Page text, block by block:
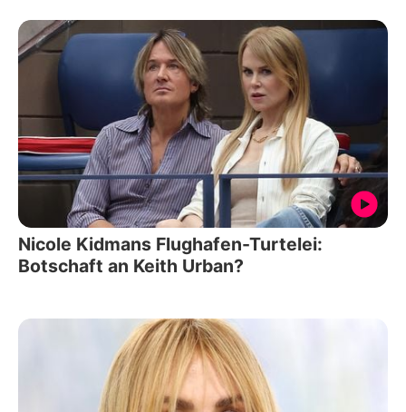
Nicole Kidmans Flughafen-Turtelei:
Botschaft an Keith Urban?